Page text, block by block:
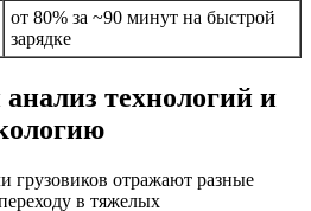
от 80% за ~90 минут на быстрой
зарядке
технологий и
грузовиков отражают разные
в тяжелых